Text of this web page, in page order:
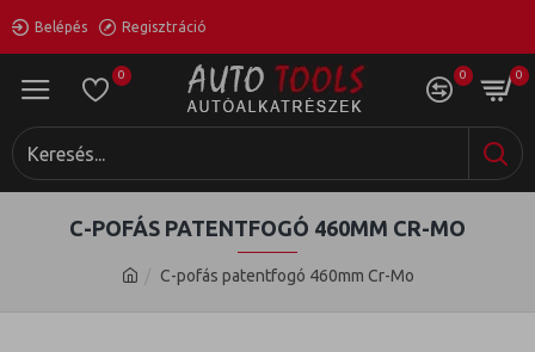
Belépés Regisztráció
0 0 0
C-pofás patentfogó 460mm Cr-Mo
C-POFÁS PATENTFOGÓ 460MM CR-MO